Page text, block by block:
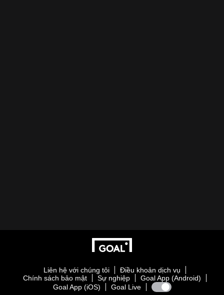
Liên hệ với chúng tôi
Điều khoản dịch vụ
Chính sách bảo mật
Sự nghiệp
Goal App (Android)
Goal App (iOS)
Goal Live